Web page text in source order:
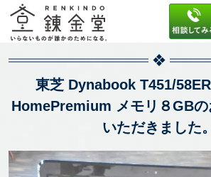
東芝 Dynabook T451/
HomePremium メモリ８GBの
いただきました。